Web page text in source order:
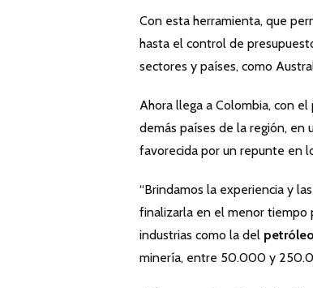
Con esta herramienta, que
hasta el control de
sectores y países, como
Ahora llega a Colombia, con
demás países de la región, en
favorecida por un repunte en
“Brindamos la experiencia y
finalizarla en el menor tiempo
industrias como la del
minería, entre 50.000 y